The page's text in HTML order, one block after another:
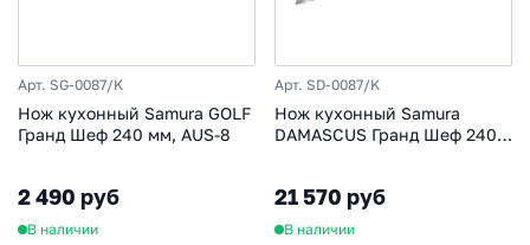
Арт. SG-0087/K
Нож кухонный Samura GOLF
Гранд Шеф 240 мм, AUS-8
2 490 руб
В наличии
Арт. SD-0087/K
Нож кухонный Samura
DAMASCUS Гранд Шеф 240
21 570 руб
В наличии